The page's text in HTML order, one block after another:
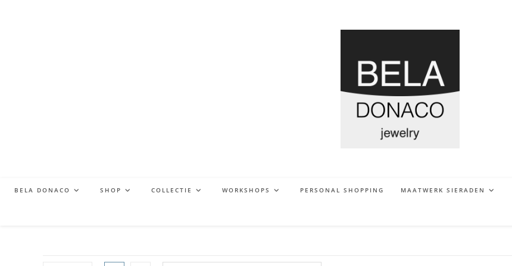
BELA DONACO SHOP COLLECTIE WORKSHOPS PERSONAL SHOPPING MAATWERK SIERADEN